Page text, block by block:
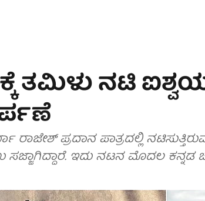
ತಮಿಳು ನಟಿ
ರಾಜೇಶ್ ಪ್ರದಾನ ಪಾತ್ರದಲ್ಲಿ
ಸಜ್ಜಾಗಿದ್ದಾರೆ. ಇದು ನಟನ ಮೊದಲ ಕನ್ನಡ